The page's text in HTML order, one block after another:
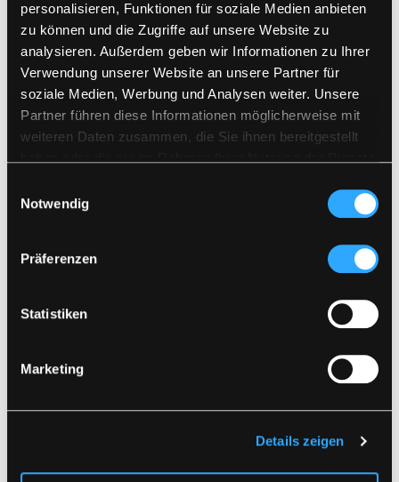
personalisieren, Funktionen für soziale Medien anbieten
zu können und die Zugriffe auf unsere Website zu
analysieren. Außerdem geben wir Informationen zu Ihrer
Verwendung unserer Website an unsere Partner für
soziale Medien, Werbung und Analysen weiter. Unsere
Partner führen diese Informationen möglicherweise mit
weiteren Daten zusammen, die Sie ihnen bereitgestellt
Notwendig
Präferenzen
Statistiken
Marketing
Details zeigen
Waschanleitung
Pflegehinweise
Verwenden Sie keine Weichspüler
Zusammen mit ähnlichen Farben waschen
PRODUKTBLATT HERUNTERLADEN
FÜR ANDERE SPRACHEN HERUNTERLADEN